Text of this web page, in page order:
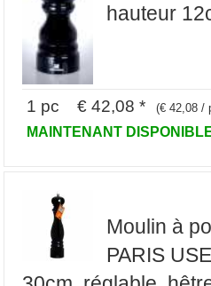
hauteur
1 pc € 42,08 * (€ 42,08 /
MAINTENANT
Moulin à
PARIS